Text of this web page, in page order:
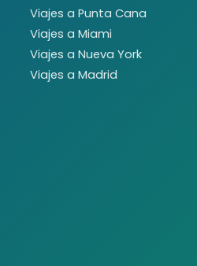
Viajes a Punta Cana
Viajes a Miami
Viajes a Nueva York
Viajes a Madrid